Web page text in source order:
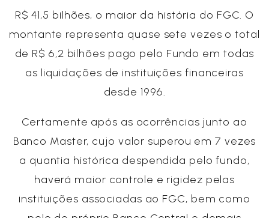
R$ 41,5 bilhões, o maior da história do FGC. O
montante representa quase sete vezes o total
de R$ 6,2 bilhões pago pelo Fundo em todas
as liquidações de instituições financeiras
desde 1996.
Certamente após as ocorrências junto ao
Banco Master, cujo valor superou em 7 vezes
a quantia histórica despendida pelo fundo,
haverá maior controle e rigidez pelas
instituições associadas ao FGC, bem como